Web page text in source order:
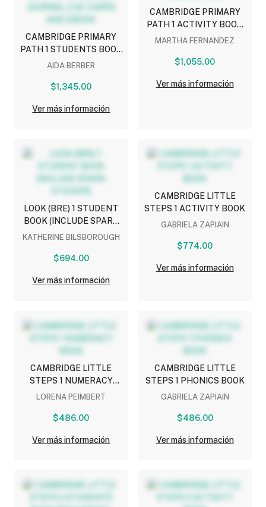
CAMBRIDGE PRIMARY
PATH 1 STUDENTS BOOK
WITH MY CREATIVE
AND EBOOK
AIDA BERBER
$1,345.00
Ver más información
CAMBRIDGE PRIMARY
PATH 1 ACTIVITY BOOK
WITH DIGITAL PACK
MARTHA FERNANDEZ
$1,055.00
Ver más información
LOOK (BRE) 1 STUDENT
BOOK (INCLUDE SPARK
STICKER)
KATHERINE BILSBOROUGH
$694.00
Ver más información
CAMBRIDGE LITTLE
STEPS 1 ACTIVITY BOOK
GABRIELA ZAPIAIN
$774.00
Ver más información
CAMBRIDGE LITTLE
STEPS 1 NUMERACY
BOOK
LORENA PEIMBERT
$486.00
Ver más información
CAMBRIDGE LITTLE
STEPS 1 PHONICS BOOK
GABRIELA ZAPIAIN
$486.00
Ver más información